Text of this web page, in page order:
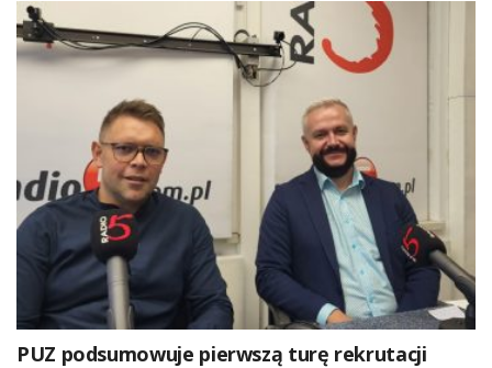
PUZ podsumowuje pierwszą turę rekrutacji